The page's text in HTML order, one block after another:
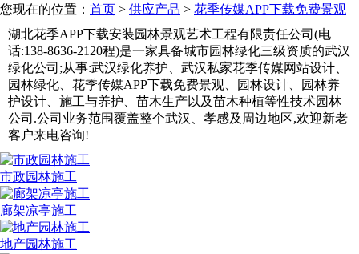
您现在的位置： 首页 > 供应产品 > 花季传媒APP下载免费景观
湖北花季APP下载安装园林景观艺术工程有限责任公司(电
话:138-8636-2120程)是一家具备城市园林绿化三级资质的武汉
绿化公司;从事:武汉绿化养护、武汉私家花季传媒网站设计、
园林绿化、花季传媒APP下载免费景观、园林设计、园林养
护设计、施工与养护、苗木生产以及苗木种植等性技术园林
公司.公司业务范围覆盖整个武汉、孝感及周边地区,欢迎新老
客户来电咨询!
市政园林施工
廊架凉亭施工
地产园林施工